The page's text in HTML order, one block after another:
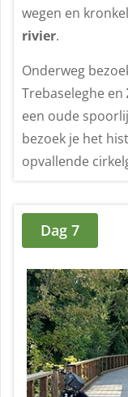
wegen en
rivier.
Onderweg
Trebaseleghe en
een oude
bezoek je het
opvallende
Dag 7